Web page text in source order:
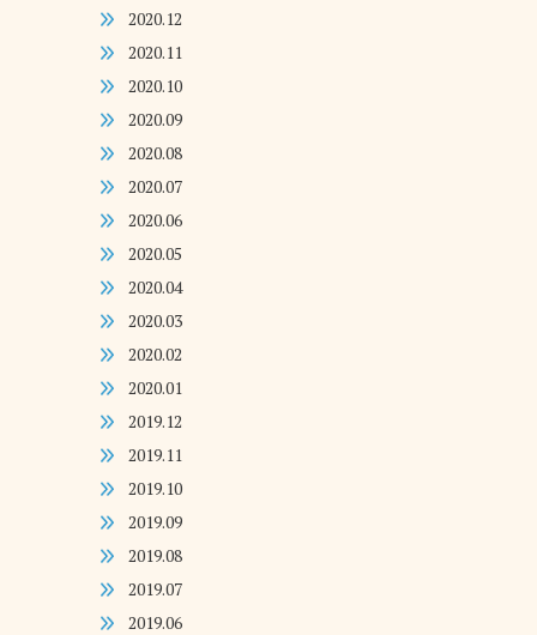
2020.12
2020.11
2020.10
2020.09
2020.08
2020.07
2020.06
2020.05
2020.04
2020.03
2020.02
2020.01
2019.12
2019.11
2019.10
2019.09
2019.08
2019.07
2019.06